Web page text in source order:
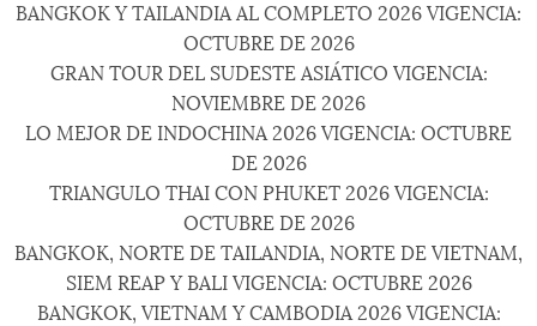
BANGKOK Y TAILANDIA AL COMPLETO 2026 VIGENCIA:
OCTUBRE DE 2026
GRAN TOUR DEL SUDESTE ASIÁTICO VIGENCIA:
NOVIEMBRE DE 2026
LO MEJOR DE INDOCHINA 2026 VIGENCIA: OCTUBRE
DE 2026
TRIANGULO THAI CON PHUKET 2026 VIGENCIA:
OCTUBRE DE 2026
BANGKOK, NORTE DE TAILANDIA, NORTE DE VIETNAM,
SIEM REAP Y BALI VIGENCIA: OCTUBRE 2026
BANGKOK, VIETNAM Y CAMBODIA 2026 VIGENCIA: